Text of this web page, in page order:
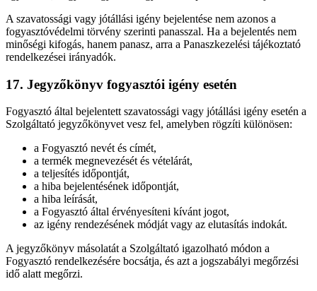
A szavatossági vagy jótállási igény bejelentése nem azonos a
fogyasztóvédelmi törvény szerinti panasszal. Ha a bejelentés nem
minőségi kifogás, hanem panasz, arra a Panaszkezelési tájékoztató
rendelkezései irányadók.
17. Jegyzőkönyv fogyasztói igény esetén
Fogyasztó által bejelentett szavatossági vagy jótállási igény esetén a
Szolgáltató jegyzőkönyvet vesz fel, amelyben rögzíti különösen:
a Fogyasztó nevét és címét,
a termék megnevezését és vételárát,
a teljesítés időpontját,
a hiba bejelentésének időpontját,
a hiba leírását,
a Fogyasztó által érvényesíteni kívánt jogot,
az igény rendezésének módját vagy az elutasítás indokát.
A jegyzőkönyv másolatát a Szolgáltató igazolható módon a
Fogyasztó rendelkezésére bocsátja, és azt a jogszabályi megőrzési
idő alatt megőrzi.